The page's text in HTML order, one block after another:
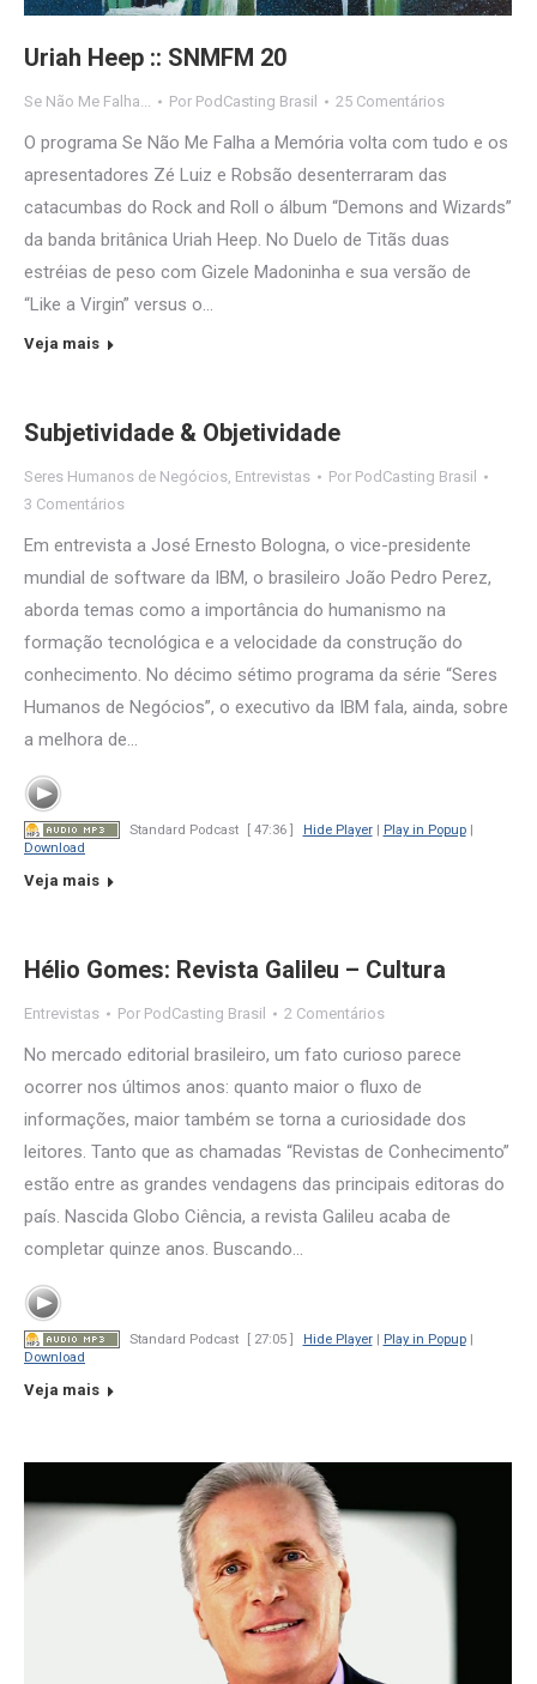
Uriah Heep :: SNMFM 20
Se Não Me Falha... Por PodCasting Brasil 25 Comentários
O programa Se Não Me Falha a Memória volta com tudo e os
apresentadores Zé Luiz e Robsão desenterraram das
catacumbas do Rock and Roll o álbum “Demons and Wizards”
da banda britânica Uriah Heep. No Duelo de Titãs duas
estréias de peso com Gizele Madoninha e sua versão de
“Like a Virgin” versus o…
Veja mais
Subjetividade & Objetividade
Seres Humanos de Negócios, Entrevistas Por PodCasting Brasil
3 Comentários
Em entrevista a José Ernesto Bologna, o vice-presidente
mundial de software da IBM, o brasileiro João Pedro Perez,
aborda temas como a importância do humanismo na
formação tecnológica e a velocidade da construção do
conhecimento. No décimo sétimo programa da série “Seres
Humanos de Negócios”, o executivo da IBM fala, ainda, sobre
a melhora de…
Standard Podcast [ 47:36 ] Hide Player| Play in Popup|
Download
Veja mais
Hélio Gomes: Revista Galileu – Cultura
Entrevistas Por PodCasting Brasil 2 Comentários
No mercado editorial brasileiro, um fato curioso parece
ocorrer nos últimos anos: quanto maior o fluxo de
informações, maior também se torna a curiosidade dos
leitores. Tanto que as chamadas “Revistas de Conhecimento”
estão entre as grandes vendagens das principais editoras do
país. Nascida Globo Ciência, a revista Galileu acaba de
completar quinze anos. Buscando…
Standard Podcast [ 27:05 ] Hide Player| Play in Popup|
Download
Veja mais